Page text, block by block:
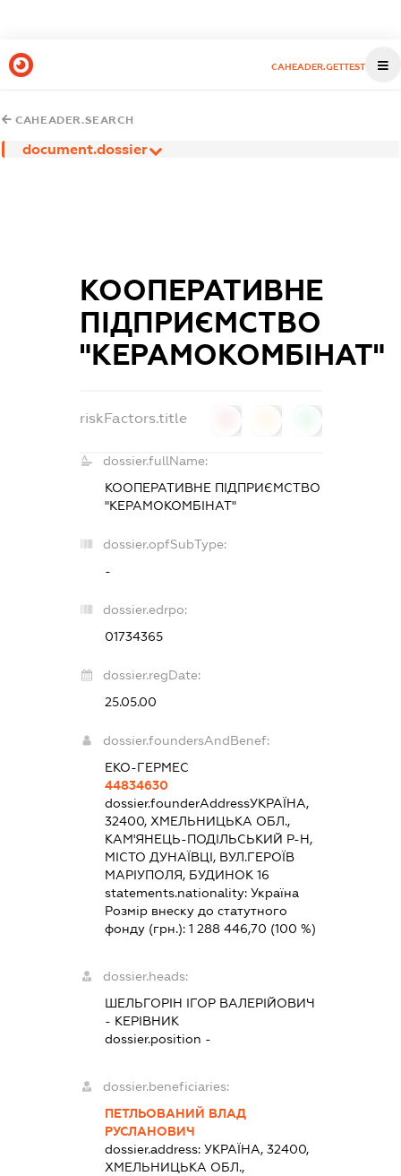
CAHEADER.GETTEST
CAHEADER.SEARCH
document.dossier
КООПЕРАТИВНЕ
ПІДПРИЄМСТВО
"КЕРАМОКОМБІНАТ"
riskFactors.title
dossier.fullName:
КООПЕРАТИВНЕ ПІДПРИЄМСТВО
"КЕРАМОКОМБІНАТ"
dossier.opfSubType:
-
dossier.edrpo:
01734365
dossier.regDate:
25.05.00
dossier.foundersAndBenef:
ЕКО-ГЕРМЕС
44834630
dossier.founderAddressУКРАЇНА,
32400, ХМЕЛЬНИЦЬКА ОБЛ.,
КАМ'ЯНЕЦЬ-ПОДІЛЬСЬКИЙ Р-Н,
МІСТО ДУНАЇВЦІ, ВУЛ.ГЕРОЇВ
МАРІУПОЛЯ, БУДИНОК 16
statements.nationality: Україна
Розмір внеску до статутного
фонду (грн.): 1 288 446,70 (100 %)
dossier.heads:
ШЕЛЬГОРІН ІГОР ВАЛЕРІЙОВИЧ
- КЕРІВНИК
dossier.position -
dossier.beneficiaries:
ПЕТЛЬОВАНИЙ ВЛАД
РУСЛАНОВИЧ
dossier.address: УКРАЇНА, 32400,
ХМЕЛЬНИЦЬКА ОБЛ.,